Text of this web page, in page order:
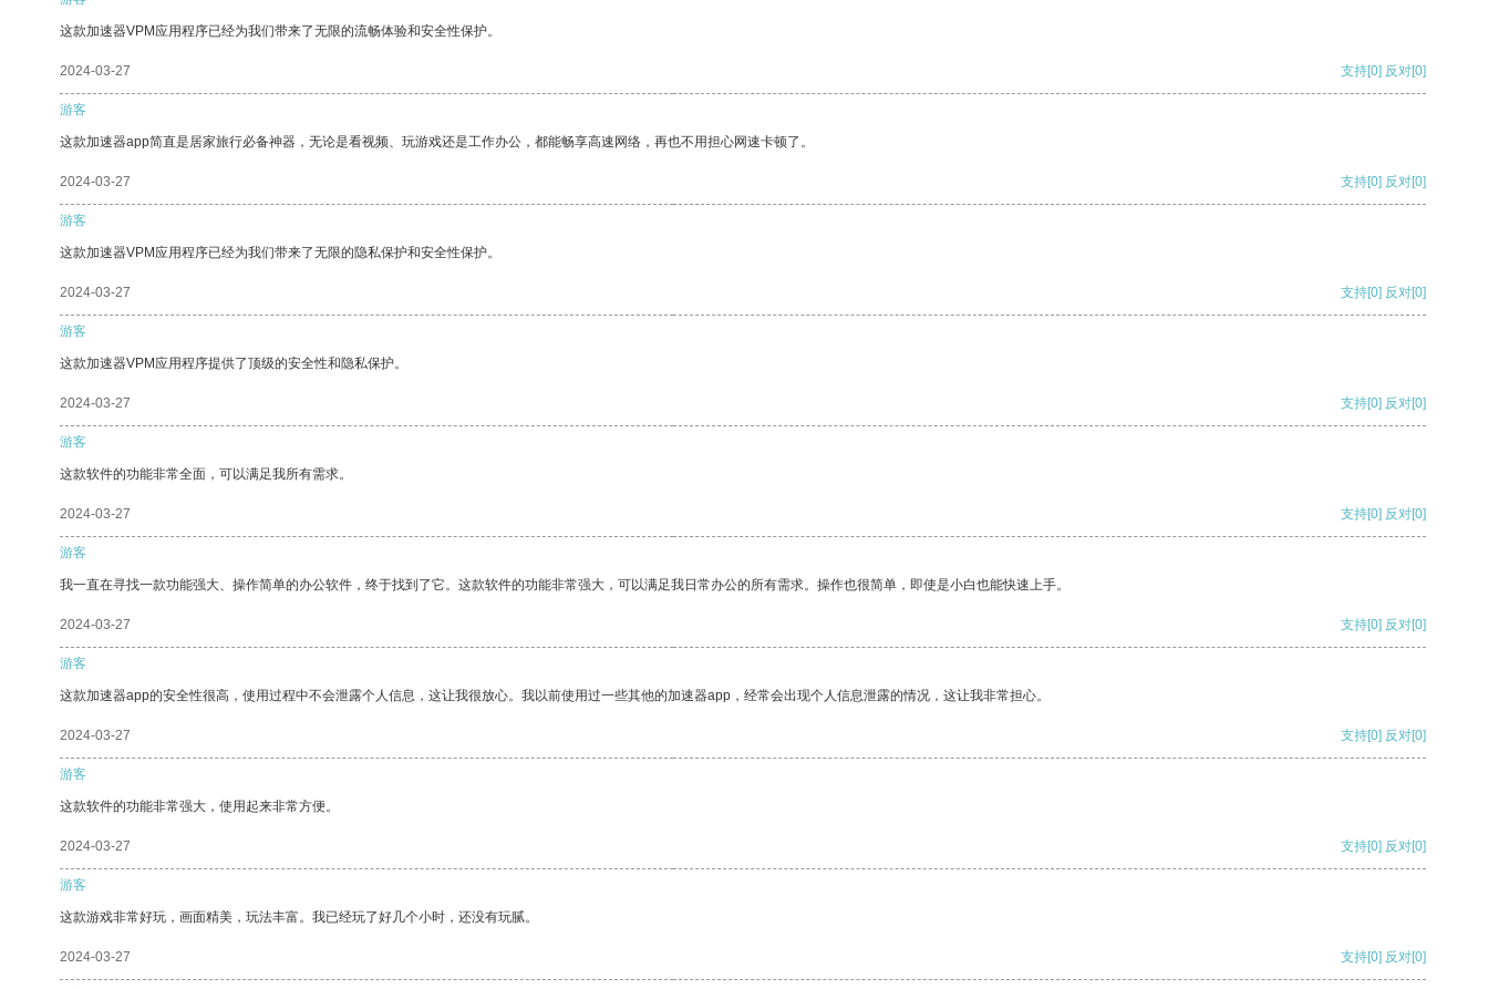
这款加速器VPM应用程序已经为我们带来了无限的流畅体验和安全性保护。
2024-03-27 支持[0] 反对[0]
游客
这款加速器app简直是居家旅行必备神器，无论是看视频、玩游戏还是工作办公，都能畅享高速网络，再也不用担心网速卡顿了。
2024-03-27 支持[0] 反对[0]
游客
这款加速器VPM应用程序已经为我们带来了无限的隐私保护和安全性保护。
2024-03-27 支持[0] 反对[0]
游客
这款加速器VPM应用程序提供了顶级的安全性和隐私保护。
2024-03-27 支持[0] 反对[0]
游客
这款软件的功能非常全面，可以满足我所有需求。
2024-03-27 支持[0] 反对[0]
游客
我一直在寻找一款功能强大、操作简单的办公软件，终于找到了它。这款软件的功能非常强大，可以满足我日常办公的所有需求。操作也很简单，即使是小白也能快速上手。
2024-03-27 支持[0] 反对[0]
游客
这款加速器app的安全性很高，使用过程中不会泄露个人信息，这让我很放心。我以前使用过一些其他的加速器app，经常会出现个人信息泄露的情况，这让我非常担心。
2024-03-27 支持[0] 反对[0]
游客
这款软件的功能非常强大，使用起来非常方便。
2024-03-27 支持[0] 反对[0]
游客
这款游戏非常好玩，画面精美，玩法丰富。我已经玩了好几个小时，还没有玩腻。
2024-03-27 支持[0] 反对[0]